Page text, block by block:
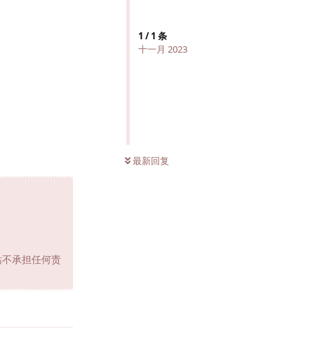
1 /1 条
十一月 2023
最新回复
承担任何责